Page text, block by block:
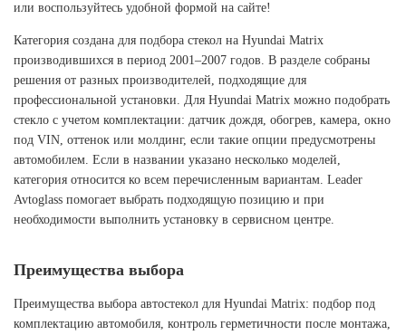
или воспользуйтесь удобной формой на сайте!
Категория создана для подбора стекол на Hyundai Matrix
производившихся в период 2001–2007 годов. В разделе собраны
решения от разных производителей, подходящие для
профессиональной установки. Для Hyundai Matrix можно подобрать
стекло с учетом комплектации: датчик дождя, обогрев, камера, окно
под VIN, оттенок или молдинг, если такие опции предусмотрены
автомобилем. Если в названии указано несколько моделей,
категория относится ко всем перечисленным вариантам. Leader
Avtoglass помогает выбрать подходящую позицию и при
необходимости выполнить установку в сервисном центре.
Преимущества выбора
Преимущества выбора автостекол для Hyundai Matrix: подбор под
комплектацию автомобиля, контроль герметичности после монтажа,